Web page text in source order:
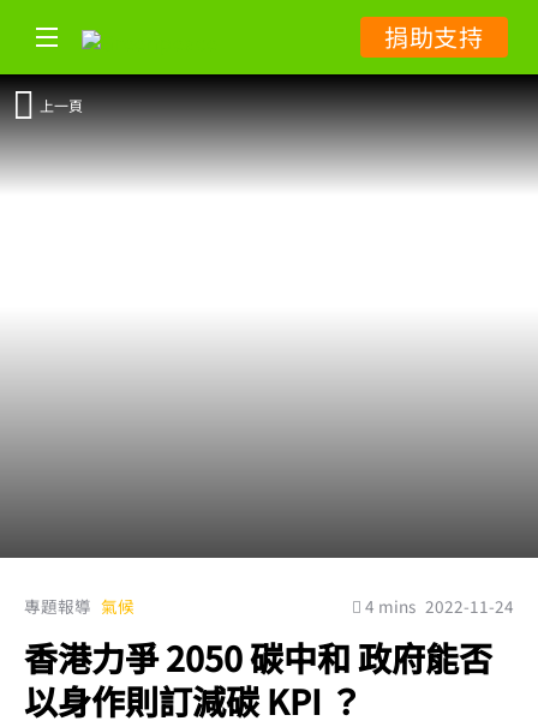
捐助支持
上一頁
專題報導 氣候 4 mins 2022-11-24
香港力爭 2050 碳中和 政府能否
以身作則訂減碳 KPI ？